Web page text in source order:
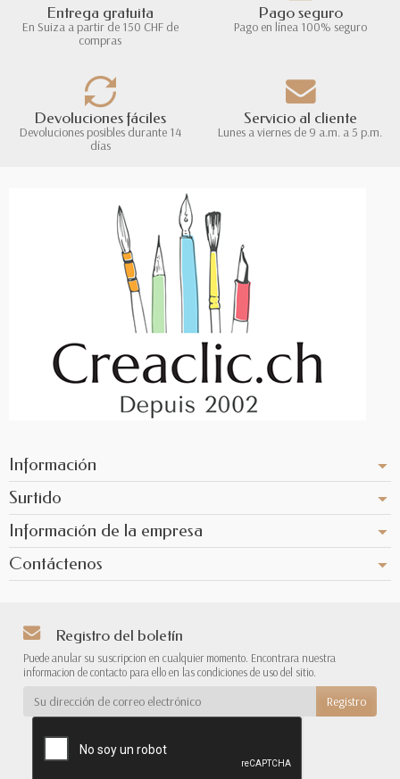
Entrega gratuita
En Suiza a partir de 150 CHF de
compras
Pago seguro
Pago en línea 100% seguro
Devoluciones fáciles
Devoluciones posibles durante 14
días
Servicio al cliente
Lunes a viernes de 9 a.m. a 5 p.m.
Información
Surtido
Información de la empresa
Contáctenos
Registro del boletín
Puede anular su suscripcion en cualquier momento. Encontrara nuestra
informacion de contacto para ello en las condiciones de uso del sitio.